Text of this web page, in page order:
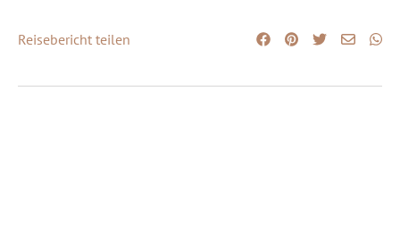
Reisebericht teilen